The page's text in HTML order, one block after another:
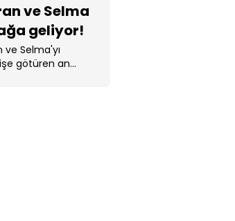
zorlayan soru!
ve Selma
geliyor!
ve Selma'yı
götüren an...